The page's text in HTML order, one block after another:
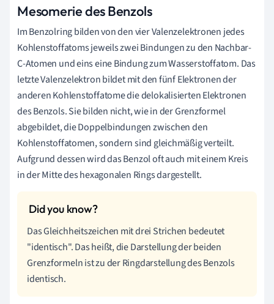
Mesomerie des Benzols
Im Benzolring bilden von den vier Valenzelektronen jedes
Kohlenstoffatoms jeweils zwei Bindungen zu den Nachbar-
C-Atomen und eins eine Bindung zum Wasserstoffatom. Das
letzte Valenzelektron bildet mit den fünf Elektronen der
anderen Kohlenstoffatome die delokalisierten Elektronen
des Benzols. Sie bilden nicht, wie in der Grenzformel
abgebildet, die Doppelbindungen zwischen den
Kohlenstoffatomen, sondern sind gleichmäßig verteilt.
Aufgrund dessen wird das Benzol oft auch mit einem Kreis
in der Mitte des hexagonalen Rings dargestellt.
Das Gleichheitszeichen mit drei Strichen bedeutet
"identisch". Das heißt, die Darstellung der beiden
Grenzformeln ist zu der Ringdarstellung des Benzols
identisch.